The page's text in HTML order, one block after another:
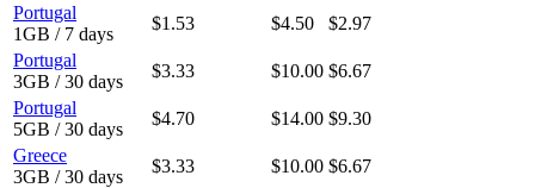
Portugal
1GB / 7 days
$1.53 $4.50
$2.97
Portugal
3GB / 30 days
$3.33 $10.00 $6.67
Portugal
5GB / 30 days
$4.70 $14.00 $9.30
Greece
3GB / 30 days
$3.33 $10.00 $6.67